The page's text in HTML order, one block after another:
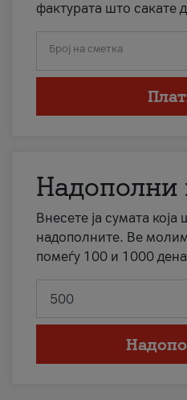
фактурата што сакате
Број на сметка
Надополни
Внесете ја сумата која
надополните. Ве
помеѓу 100 и 1000